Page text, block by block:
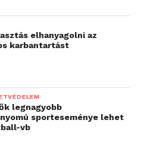
elhanyagolni az
karbantartást
legnagyobb
sporteseménye lehet
vb